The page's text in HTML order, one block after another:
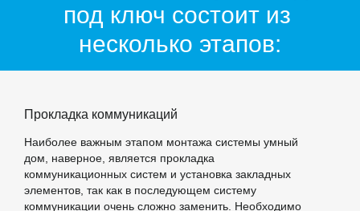
под ключ состоит из
несколько этапов:
Прокладка коммуникаций
Наиболее важным этапом монтажа системы умный
дом, наверное, является прокладка
коммуникационных систем и установка закладных
элементов, так как в последующем систему
коммуникации очень сложно заменить. Необходимо